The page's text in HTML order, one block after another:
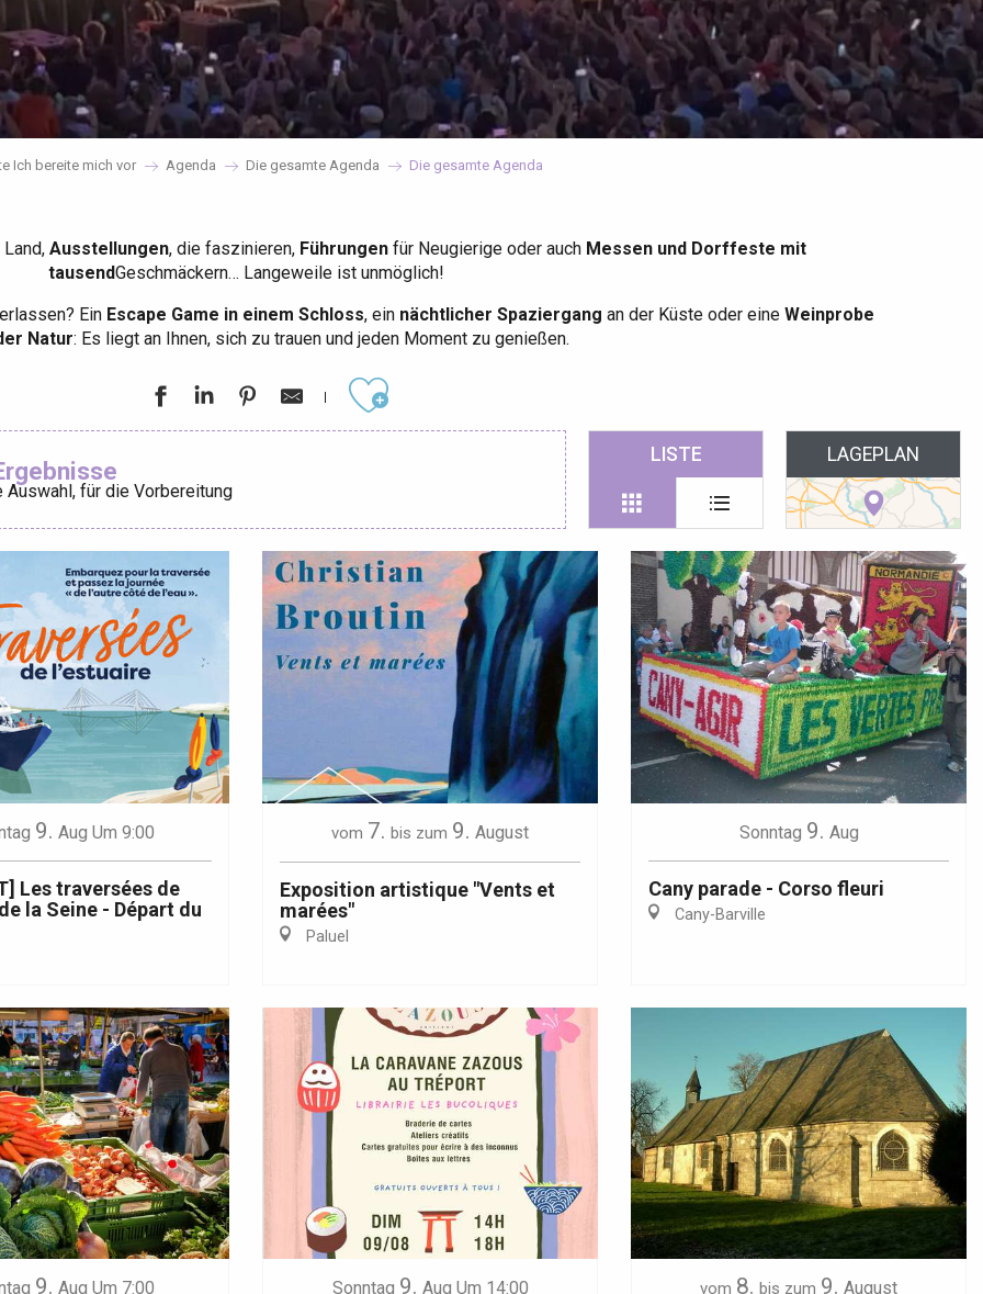
Lille 2h30
Bresle
Ich bereite mich vor Agenda Die gesamte Agenda Die gesamte Agenda
Ausstellungen, die faszinieren, Führungenfür Neugierige oder auch Messen und Dorffeste mit
tausendGeschmäckern… Langeweile ist unmöglich!
Ein Escape Game in einem Schloss, ein nächtlicher Spaziergang an der Küste oder eine Weinprobe
Natur: Es liegt an Ihnen, sich zu trauen und jeden Moment zu genießen.
Ajouter aux favoris
Auswahl, für die Vorbereitung
LISTE LAGEPLAN
9. Aug Um 9:00
Les traversées de
la Seine - Départ du
vom 7. bis zum 9. August
Exposition artistique "Vents et
marées"
Paluel
Sonntag 9. Aug
Cany parade - Corso fleuri
Cany-Barville
9. Aug Um 7:00 Sonntag 9. Aug Um 14:00 vom 8. bis zum 9. August